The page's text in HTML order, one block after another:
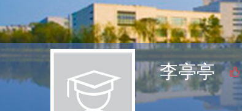
李亭亭